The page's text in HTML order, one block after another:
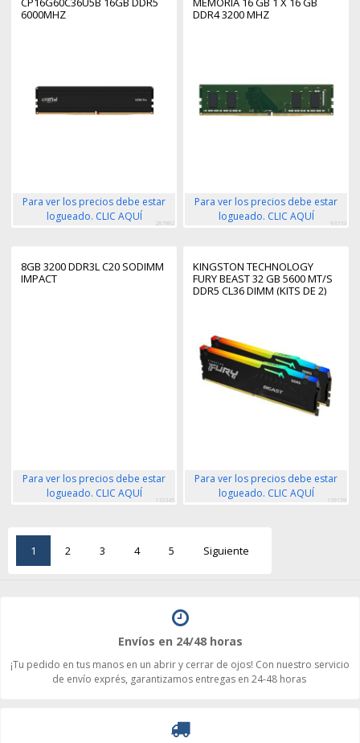
6000MHZ
Para ver los precios debe estar
logueado. CLIC AQUÍ
287982
DDR4 3200 MHZ
Para ver los precios debe estar
logueado. CLIC AQUÍ
93733
8GB 3200 DDR3L C20 SODIMM
IMPACT
Para ver los precios debe estar
logueado. CLIC AQUÍ
110345
KINGSTON TECHNOLOGY
FURY BEAST 32 GB 5600 MT/S
DDR5 CL36 DIMM (KITS DE 2)
Para ver los precios debe estar
logueado. CLIC AQUÍ
159159
1 2 3 4 5 Siguiente
Envíos en 24/48 horas
¡Tu pedido en tus manos en un abrir y cerrar de ojos! Con nuestro servicio
de envío exprés, garantizamos entregas en 24-48 horas